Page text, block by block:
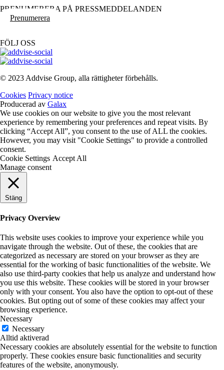
PRENUMERERA PÅ PRESSMEDDELANDEN
Prenumerera
FÖLJ OSS
© 2023 Addvise Group, alla rättigheter förbehålls.
Cookies Privacy notice
Producerad av Galax
We use cookies on our website to give you the most relevant
experience by remembering your preferences and repeat visits. By
clicking “Accept All”, you consent to the use of ALL the cookies.
However, you may visit "Cookie Settings" to provide a controlled
consent.
Cookie Settings Accept All
Manage consent
Stäng
Privacy Overview
This website uses cookies to improve your experience while you
navigate through the website. Out of these, the cookies that are
categorized as necessary are stored on your browser as they are
essential for the working of basic functionalities of the website. We
also use third-party cookies that help us analyze and understand how
you use this website. These cookies will be stored in your browser
only with your consent. You also have the option to opt-out of these
cookies. But opting out of some of these cookies may affect your
browsing experience.
Necessary
Necessary
Alltid aktiverad
Necessary cookies are absolutely essential for the website to function
properly. These cookies ensure basic functionalities and security
features of the website, anonymously.